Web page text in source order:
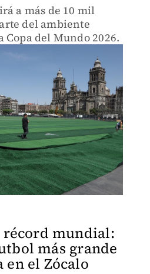
a más de 10 mil
del ambiente
del Mundo 2026.
récord mundial:
más grande
el Zócalo